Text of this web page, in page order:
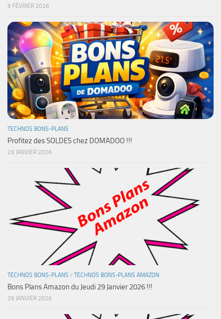
9 FÉVRIER 2026
TECHNOS BONS-PLANS
Profitez des SOLDES chez DOMADOO !!!
29 JANVIER 2026
TECHNOS BONS-PLANS / TECHNOS BONS-PLANS AMAZON
Bons Plans Amazon du Jeudi 29 Janvier 2026 !!!
29 JANVIER 2026